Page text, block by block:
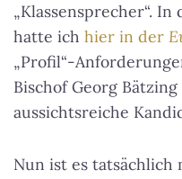
„Klassensprecher“.
hatte ich hier in der
„Profil“-
Bischof Georg
aussichtsreiche
Nun ist es